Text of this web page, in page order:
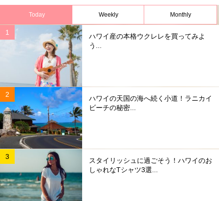
Today Weekly Monthly
ハワイ産の本格ウクレレを買ってみよ
う...
ハワイの天国の海へ続く小道！ラニカイ
ビーチの秘密...
スタイリッシュに過ごそう！ハワイのお
しゃれなTシャツ3選...